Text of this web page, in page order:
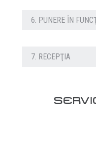
6. PUNERE ÎN
7. RECEPŢIA